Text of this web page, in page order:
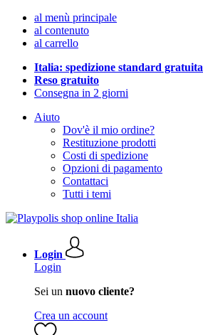
al menù principale
al contenuto
al carrello
Italia: spedizione standard gratuita
Reso gratuito
Consegna in 2 giorni
Aiuto
Dov'è il mio ordine?
Restituzione prodotti
Costi di spedizione
Opzioni di pagamento
Contattaci
Tutti i temi
Login
Login
Sei un nuovo cliente?
Crea un account